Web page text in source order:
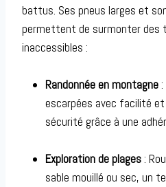
battus. Ses pneus larges et
permettent de surmonter des
inaccessibles :
Randonnée en montagne
escarpées avec facilité
sécurité grâce à une
Exploration de plages:
sable mouillé ou sec, un